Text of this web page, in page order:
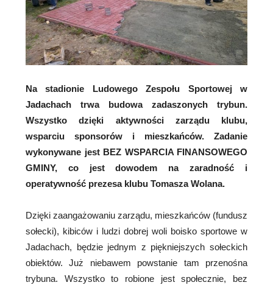
Na stadionie Ludowego Zespołu Sportowej w
Jadachach trwa budowa zadaszonych trybun.
Wszystko dzięki aktywności zarządu klubu,
wsparciu sponsorów i mieszkańców. Zadanie
wykonywane jest BEZ WSPARCIA FINANSOWEGO
GMINY, co jest dowodem na zaradność i
operatywność prezesa klubu Tomasza Wolana.
Dzięki zaangażowaniu zarządu, mieszkańców (fundusz
sołecki), kibiców i ludzi dobrej woli boisko sportowe w
Jadachach, będzie jednym z piękniejszych sołeckich
obiektów. Już niebawem powstanie tam przenośna
trybuna. Wszystko to robione jest społecznie, bez